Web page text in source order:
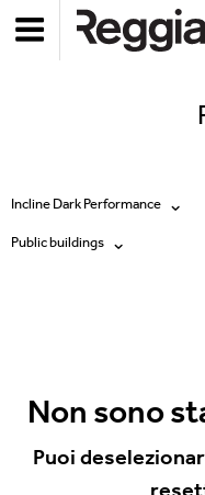
Incline Dark Performance
Tutti i prodotti
Mood Evo
Sistema Trybeca
Public buildings
Non sono
Puoi